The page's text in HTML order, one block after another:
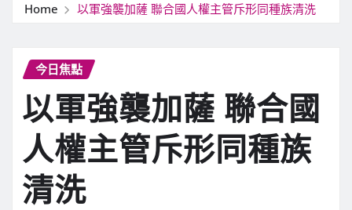
Home 以軍強襲加薩 聯合國人權主管斥形同種族清洗
今日焦點
以軍強襲加薩 聯合國
人權主管斥形同種族
清洗